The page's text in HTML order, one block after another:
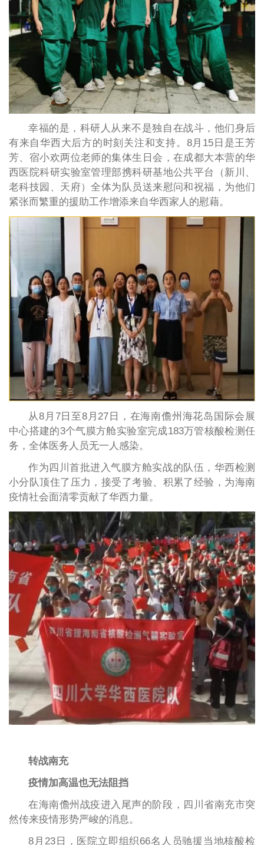
幸福的是，科研人从来不是独自在战斗，他们身后
有来自华西大后方的时刻关注和支持。8月15日是王芳
芳、宿小欢两位老师的集体生日会，在成都大本营的华
西医院科研实验室管理部携科研基地公共平台（新川、
老科技园、天府）全体为队员送来慰问和祝福，为他们
紧张而繁重的援助工作增添来自华西家人的慰藉。
从8月7日至8月27日，在海南儋州海花岛国际会展
中心搭建的3个气膜方舱实验室完成183万管核酸检测任
务，全体医务人员无一人感染。
作为四川首批进入气膜方舱实战的队伍，华西检测
小分队顶住了压力，接受了考验、积累了经验，为海南
疫情社会面清零贡献了华西力量。
转战南充
疫情加高温也无法阻挡
在海南儋州战疫进入尾声的阶段，四川省南充市突
然传来疫情形势严峻的消息。
8月23日，医院立即组织66名人员驰援当地核酸检